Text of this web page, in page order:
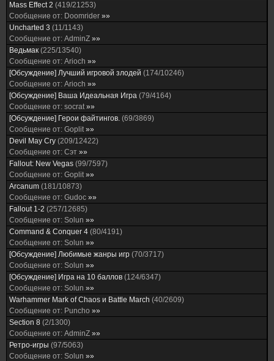
Mass Effect 2 (419/21253)
Сообщение от: Doomrider »»
Uncharted 3 (11/1143)
Сообщение от: AdminZ »»
Ведьмак (225/13540)
Сообщение от: Arioch »»
[Обсуждение] Лучший игровой злодей (174/10246)
Сообщение от: Arioch »»
[Обсуждение] Ваша Идеальная Игра (79/4164)
Сообщение от: socrat »»
[Обсуждение] Герои файтингов. (69/3869)
Сообщение от: Goplit »»
Devil May Cry (209/12422)
Сообщение от: Сэт »»
Fallout: New Vegas (99/7597)
Сообщение от: Goplit »»
Arcanum (181/10873)
Сообщение от: Gudoc »»
Fallout 1-2 (257/12685)
Сообщение от: Solun »»
Command & Conquer 4 (80/4191)
Сообщение от: Solun »»
[Обсуждение] Любимые жанры игр (70/3717)
Сообщение от: Solun »»
[Обсуждение] Игра на 10 баллов (124/6347)
Сообщение от: Solun »»
Warhammer Mark of Chaos и Battle March (40/2609)
Сообщение от: Puncho »»
Section 8 (2/1300)
Сообщение от: AdminZ »»
Ретро-игры (97/5063)
Сообщение от: Solun »»